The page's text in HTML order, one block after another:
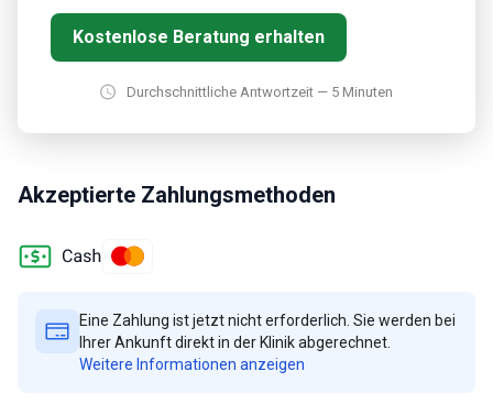
Kostenlose Beratung erhalten
Durchschnittliche Antwortzeit — 5 Minuten
Akzeptierte Zahlungsmethoden
Eine Zahlung ist jetzt nicht erforderlich. Sie werden bei
Ihrer Ankunft direkt in der Klinik abgerechnet.
Weitere Informationen anzeigen